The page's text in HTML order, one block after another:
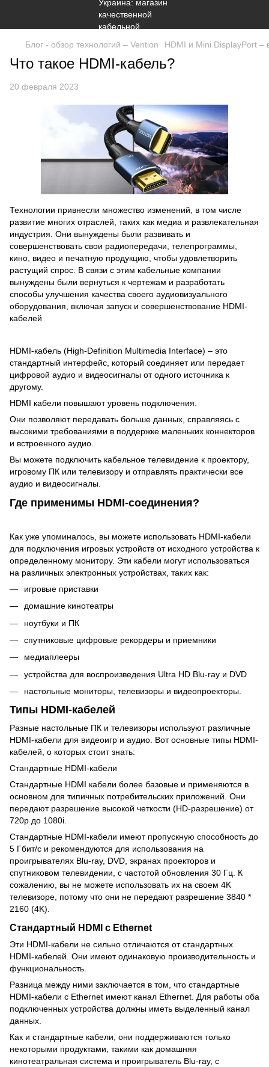
Блог - обзор технологий – Vention HDMI и Mini DisplayPort –
Что такое HDMI-кабель?
20 февраля 2023
Технологии привнесли множество изменений, в том числе
развитие многих отраслей, таких как медиа и развлекательная
индустрия. Они вынуждены были развивать и
совершенствовать свои радиопередачи, телепрограммы,
кино, видео и печатную продукцию, чтобы удовлетворить
растущий спрос. В связи с этим кабельные компании
вынуждены были вернуться к чертежам и разработать
способы улучшения качества своего аудиовизуального
оборудования, включая запуск и совершенствование HDMI-
кабелей
HDMI-кабель (High-Definition Multimedia Interface) – это
стандартный интерфейс, который соединяет или передает
цифровой аудио и видеосигналы от одного источника к
другому.
HDMI кабели повышают уровень подключения.
Они позволяют передавать больше данных, справляясь с
высокими требованиями в поддержке маленьких коннекторов
и встроенного аудио.
Вы можете подключить кабельное телевидение к проектору,
игровому ПК или телевизору и отправлять практически все
аудио и видеосигналы.
Где применимы HDMI-соединения?
Как уже упоминалось, вы можете использовать HDMI-кабели
для подключения игровых устройств от исходного устройства к
определенному монитору. Эти кабели могут использоваться
на различных электронных устройствах, таких как:
игровые приставки
домашние кинотеатры
ноутбуки и ПК
спутниковые цифровые рекордеры и приемники
медиаплееры
устройства для воспроизведения Ultra HD Blu-ray и DVD
настольные мониторы, телевизоры и видеопроекторы.
Типы HDMI-кабелей
Разные настольные ПК и телевизоры используют различные
HDMI-кабели для видеоигр и аудио. Вот основные типы HDMI-
кабелей, о которых стоит знать:
Стандартные HDMI-кабели
Стандартные HDMI кабели более базовые и применяются в
основном для типичных потребительских приложений. Они
передают разрешение высокой четкости (HD-разрешение) от
720p до 1080i.
Стандартные HDMI-кабели имеют пропускную способность до
5 Гбит/с и рекомендуются для использования на
проигрывателях Blu-ray, DVD, экранах проекторов и
спутниковом телевидении, с частотой обновления 30 Гц. К
сожалению, вы не можете использовать их на своем 4K
телевизоре, потому что они не передают разрешение 3840 *
2160 (4K).
Стандартный HDMI с Ethernet
Эти HDMI-кабели не сильно отличаются от стандартных
HDMI-кабелей. Они имеют одинаковую производительность и
функциональность.
Разница между ними заключается в том, что стандартные
HDMI-кабели с Ethernet имеют канал Ethernet. Для работы оба
подключенных устройства должны иметь выделенный канал
данных.
Как и стандартные кабели, они поддерживаются только
некоторыми продуктами, такими как домашняя
кинотеатральная система и проигрыватель Blu-ray, с